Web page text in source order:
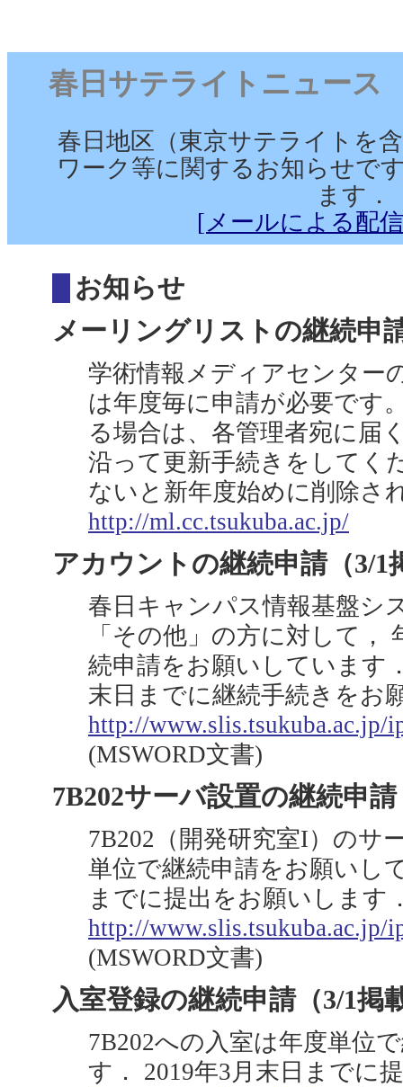
春日サテライトニュース
春日地区（東京サテライトを
ワーク等に関するお知らせで
ます．
[メールによる配
お知らせ
メーリングリストの継続申
学術情報メディアセンター
は年度毎に申請が必要です
る場合は、各管理者宛に届
沿って更新手続きをしてく
ないと新年度始めに削除さ
http://ml.cc.tsukuba.ac.jp/
アカウントの継続申請（3/1
春日キャンパス情報基盤シ
「その他」の方に対して
続申請をお願いしています
末日までに継続手続きをお
http://www.slis.tsukuba.ac.jp/
(MSWORD文書)
7B202サーバ設置の継続申
7B202（開発研究室I）のサ
単位で継続申請をお願いし
までに提出をお願いします
http://www.slis.tsukuba.ac.jp/
(MSWORD文書)
入室登録の継続申請（3/1掲
7B202への入室は年度単位
す． 2019年3月末日までに